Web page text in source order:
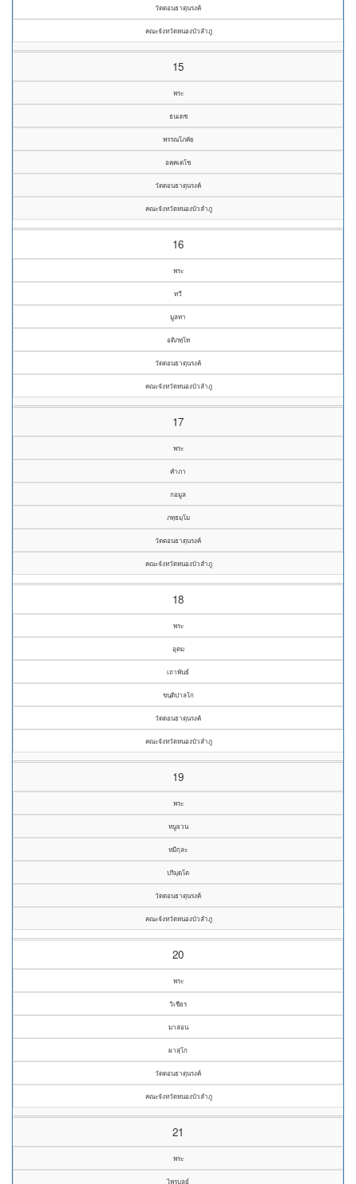
วัดดอนธาตุนรงค์
คณะจังหวัดหนองบัวลำภู
15
พระ
ธนเดช
พรรณโภคัย
อคฺคเตโช
วัดดอนธาตุนรงค์
คณะจังหวัดหนองบัวลำภู
16
พระ
ทวี
มูลทา
อติภทฺโท
วัดดอนธาตุนรงค์
คณะจังหวัดหนองบัวลำภู
17
พระ
คำภา
กอมูล
ภทฺธมฺโม
วัดดอนธาตุนรงค์
คณะจังหวัดหนองบัวลำภู
18
พระ
อุดม
เถาพันธ์
ขนฺติปาลโก
วัดดอนธาตุนรงค์
คณะจังหวัดหนองบัวลำภู
19
พระ
หนูจวน
หมีกุละ
ปริมุตฺโต
วัดดอนธาตุนรงค์
คณะจังหวัดหนองบัวลำภู
20
พระ
วิเชียร
มาสอน
ผาสุโก
วัดดอนธาตุนรงค์
คณะจังหวัดหนองบัวลำภู
21
พระ
ไพรบูลย์